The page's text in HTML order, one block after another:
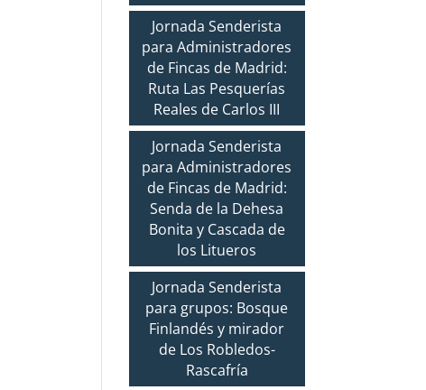
Jornada Senderista
para Administradores
de Fincas de Madrid:
Ruta Las Pesquerías
Reales de Carlos III
Jornada Senderista
para Administradores
de Fincas de Madrid:
Senda de la Dehesa
Bonita y Cascada de
los Litueros
Jornada Senderista
para grupos: Bosque
Finlandés y mirador
de Los Robledos-
Rascafría